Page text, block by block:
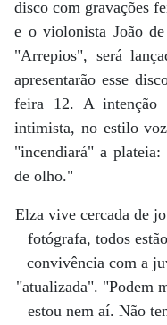
disco com gravações
e o violonista João
"Arrepios", será
apresentarão esse
feira 12. A intenção
intimista, no estilo
"incendiará" a
de olho."
Elza vive cercada de
fotógrafa, todos
convivência com a
"atualizada". "Podem
estou nem aí. Não